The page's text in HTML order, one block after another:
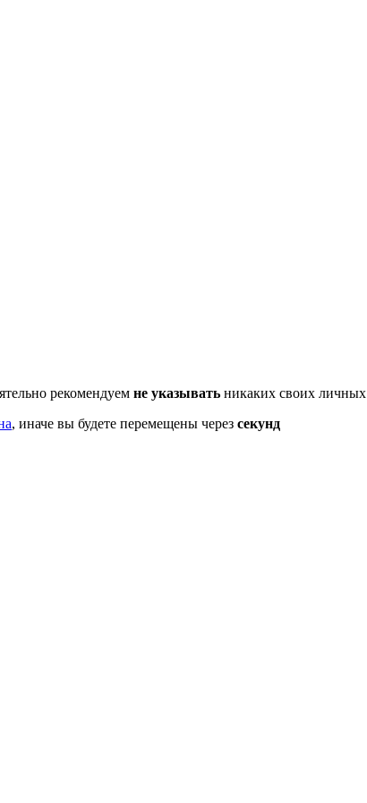
рекомендуем не указывать никаких своих
, иначе вы будете перемещены через секунд